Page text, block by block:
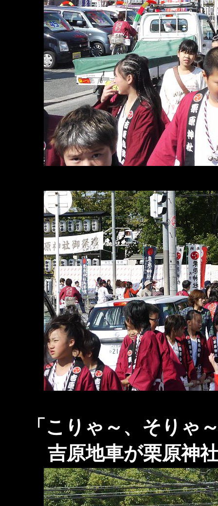
「こりゃ～、そりゃ
吉原地車が栗原神